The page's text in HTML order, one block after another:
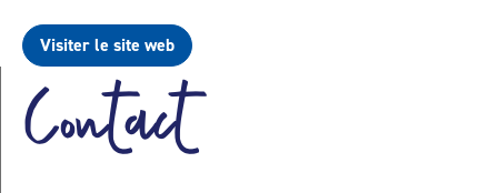
Visiter le site web
Contact